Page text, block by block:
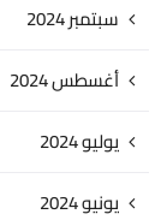
سبتمبر 2024
أغسطس 2024
يوليو 2024
يونيو 2024